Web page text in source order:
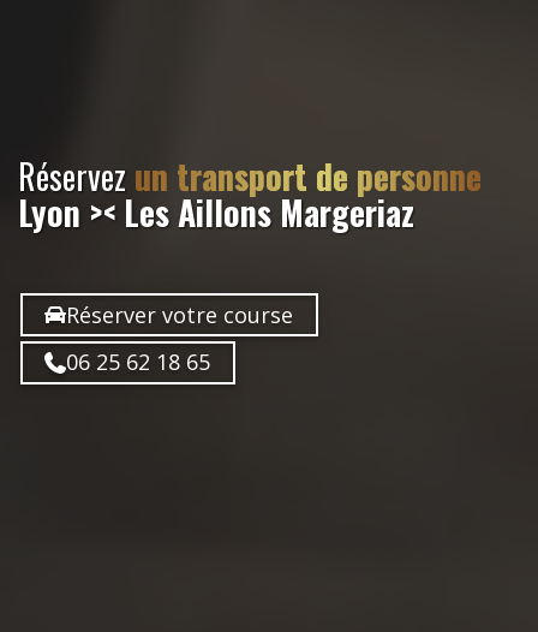
Réservez un transport de personne
Lyon >< Les Aillons Margeriaz
Réserver votre course
06 25 62 18 65